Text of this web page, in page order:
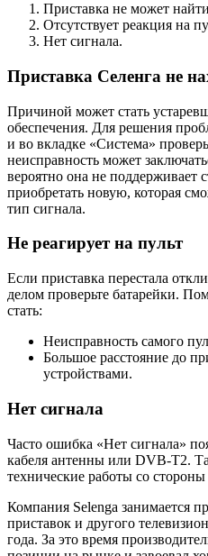
Приставка не может
Отсутствует реакция на
Нет сигнала.
Приставка Селенга не
Причиной может стать
обеспечения. Для решения
и во вкладке «Система»
неисправность может
вероятно она не поддерживает
приобретать новую, которая
тип сигнала.
Не реагирует на пульт
Если приставка перестала
делом проверьте батарейки.
стать:
Неисправность самого
Большое расстояние до
устройствами.
Нет сигнала
Часто ошибка «Нет сигнала»
кабеля антенны или DVB-T2.
технические работы со
Компания Selenga занимается
приставок и другого
года. За это время